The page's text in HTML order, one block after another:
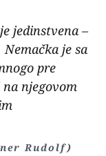
jedinstvena –
je sa
pre
njegovom
Rudolf)